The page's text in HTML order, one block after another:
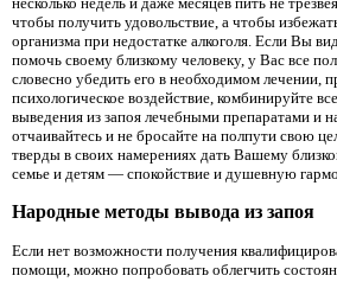
чтобы получить удовольствие, а чтобы
организма при недостатке алкоголя. Если Вы
помочь своему близкому человеку, у Вас все
словесно убедить его в необходимом лечении,
психологическое воздействие, комбинируйте
выведения из запоя лечебными препаратами и
отчаивайтесь и не бросайте на полпути свою
тверды в своих намерениях дать Вашему
семье и детям — спокойствие и душевную
Народные методы вывода из запоя
Если нет возможности получения
помощи, можно попробовать облегчить